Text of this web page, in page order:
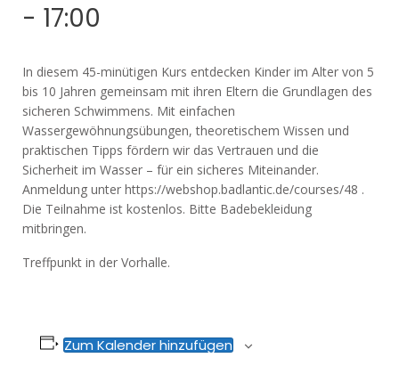
- 17:00
In diesem 45-minütigen Kurs entdecken Kinder im Alter von 5
bis 10 Jahren gemeinsam mit ihren Eltern die Grundlagen des
sicheren Schwimmens. Mit einfachen
Wassergewöhnungsübungen, theoretischem Wissen und
praktischen Tipps fördern wir das Vertrauen und die
Sicherheit im Wasser – für ein sicheres Miteinander.
Anmeldung unter https://webshop.badlantic.de/courses/48 .
Die Teilnahme ist kostenlos. Bitte Badebekleidung
mitbringen.
Treffpunkt in der Vorhalle.
Zum Kalender hinzufügen